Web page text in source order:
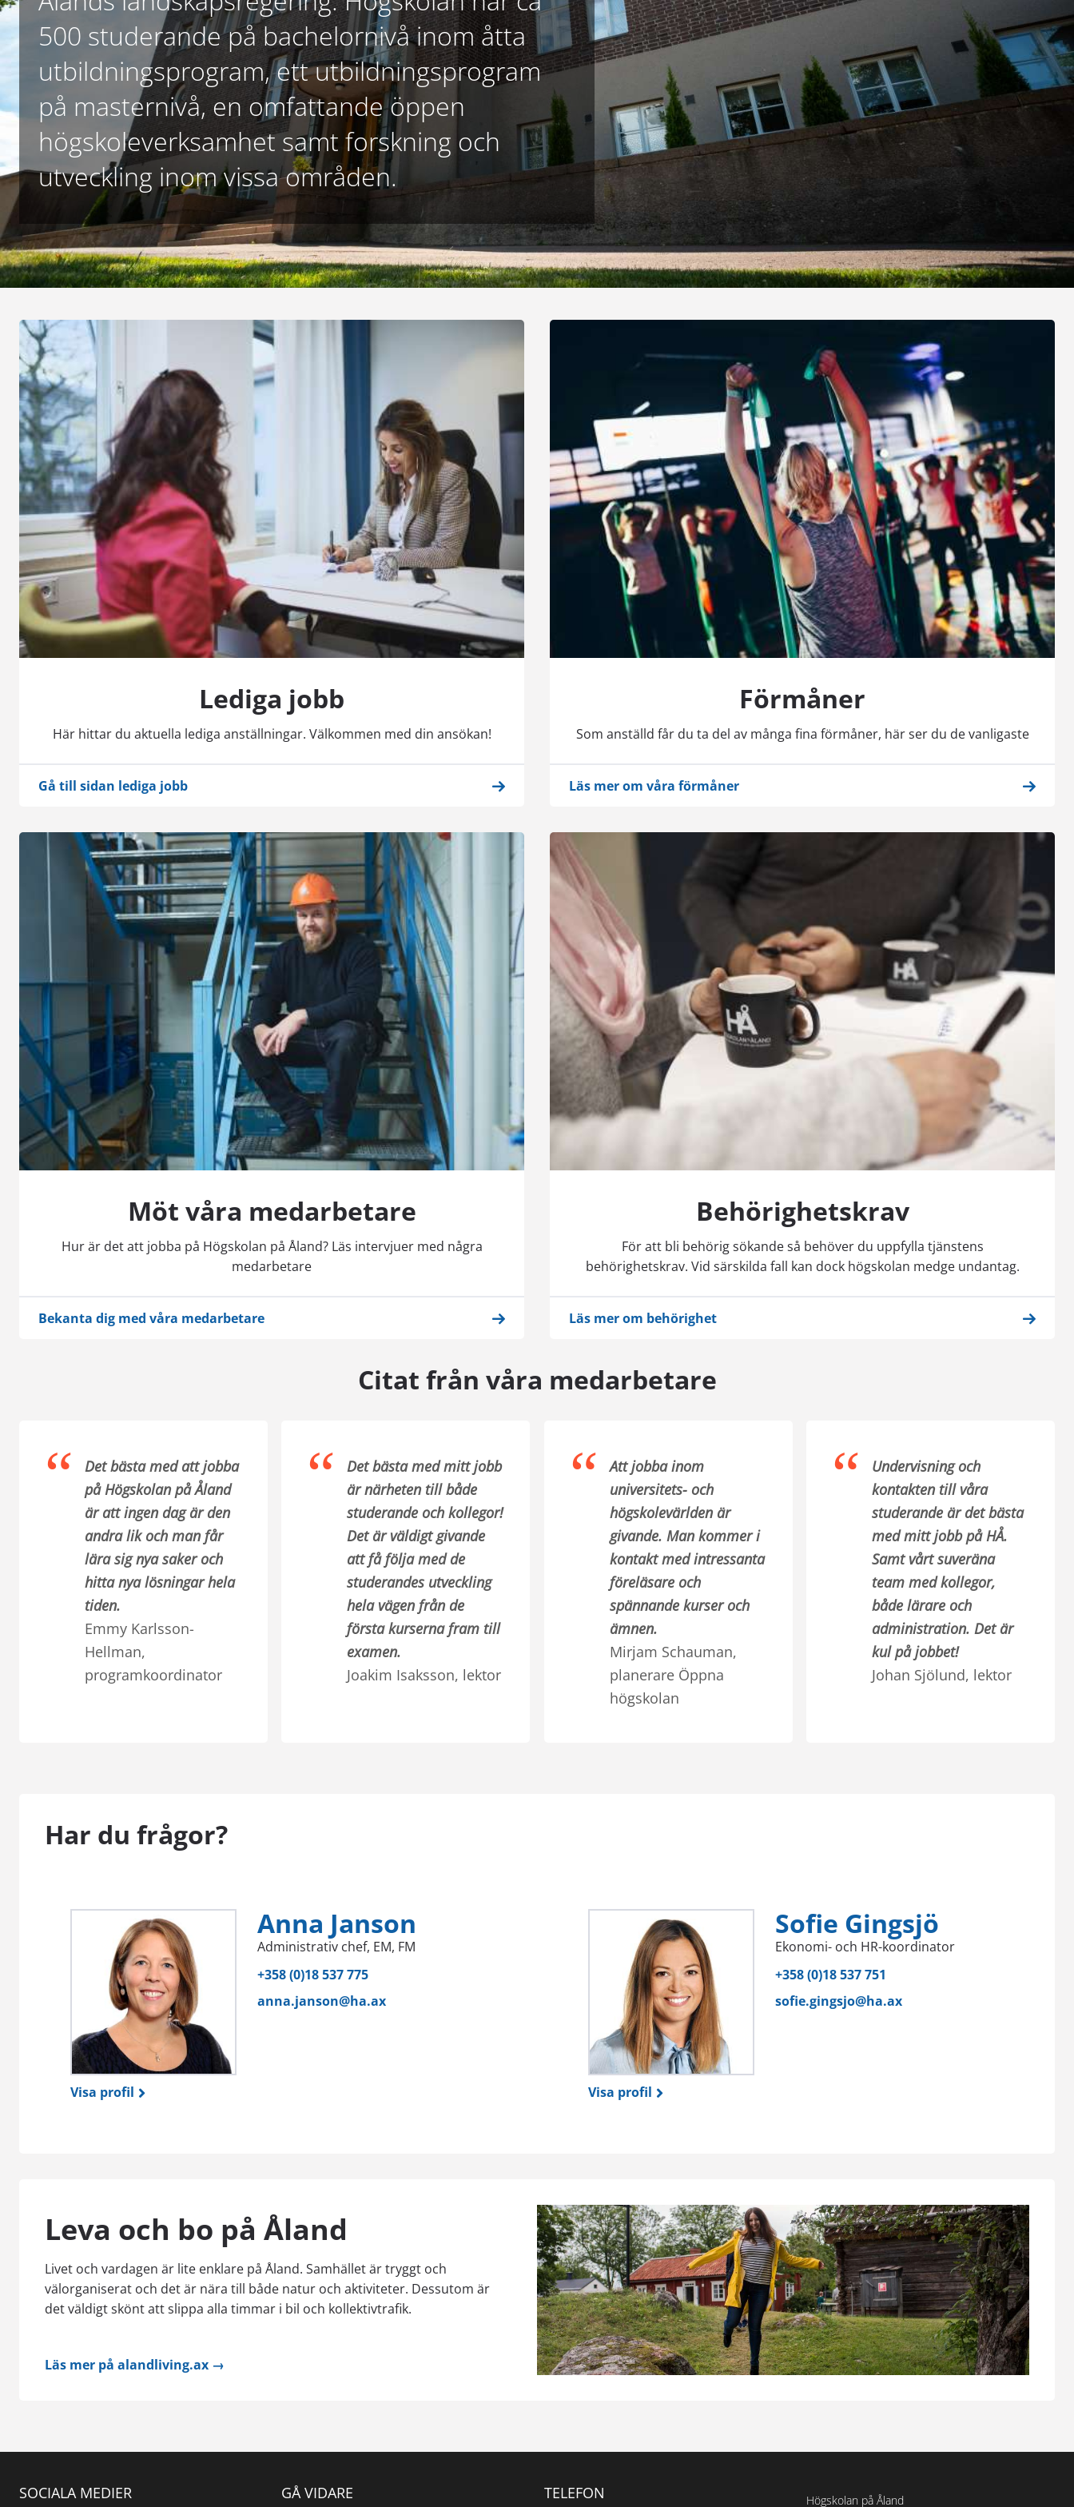
500 studerande på bachelornivå inom åtta
utbildningsprogram, ett utbildningsprogram
på masternivå, en omfattande öppen
högskoleverksamhet samt forskning och
utveckling inom vissa områden.
Lediga jobb
Här hittar du aktuella lediga anställningar. Välkommen med din ansökan!
Gå till sidan lediga jobb
Förmåner
Som anställd får du ta del av många fina förmåner, här ser du de vanligaste
Läs mer om våra förmåner
Möt våra medarbetare
Hur är det att jobba på Högskolan på Åland? Läs intervjuer med några
medarbetare
Bekanta dig med våra medarbetare
Behörighetskrav
För att bli behörig sökande så behöver du uppfylla tjänstens
behörighetskrav. Vid särskilda fall kan dock högskolan medge undantag.
Läs mer om behörighet
Citat från våra medarbetare
Det bästa med att jobba
på Högskolan på Åland
är att ingen dag är den
andra lik och man får
lära sig nya saker och
hitta nya lösningar hela
tiden.
Emmy Karlsson-
Hellman,
programkoordinator
Det bästa med mitt jobb
är närheten till både
studerande och kollegor!
Det är väldigt givande
att få följa med de
studerandes utveckling
hela vägen från de
första kurserna fram till
examen.
Joakim Isaksson, lektor
Att jobba inom
universitets- och
högskolevärlden är
givande. Man kommer i
kontakt med intressanta
föreläsare och
spännande kurser och
ämnen.
Mirjam Schauman,
planerare Öppna
högskolan
Undervisning och
kontakten till våra
studerande är det bästa
med mitt jobb på HÅ.
Samt vårt suveräna
team med kollegor,
både lärare och
administration. Det är
kul på jobbet!
Johan Sjölund, lektor
Har du frågor?
Visa profil
Anna Janson
Administrativ chef, EM, FM
+358 (0)18 537 775
anna.janson@ha.ax
Visa profil
Sofie Gingsjö
Ekonomi- och HR-koordinator
+358 (0)18 537 751
sofie.gingsjo@ha.ax
Leva och bo på Åland
Livet och vardagen är lite enklare på Åland. Samhället är tryggt och
välorganiserat och det är nära till både natur och aktiviteter. Dessutom är
det väldigt skönt att slippa alla timmar i bil och kollektivtrafik.
Läs mer på alandliving.ax →
SOCIALA MEDIER GÅ VIDARE TELEFON Högskolan på Åland